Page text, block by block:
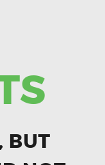
BUT